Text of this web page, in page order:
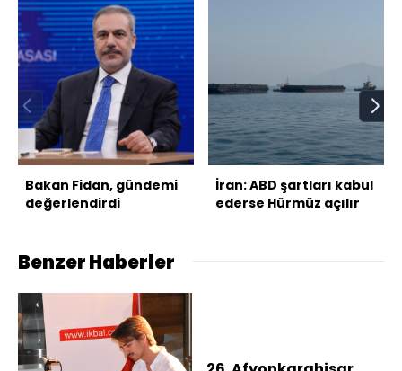
Bakan Fidan, gündemi
değerlendirdi
İran: ABD şartları kabul
ederse Hürmüz açılır
Benzer Haberler